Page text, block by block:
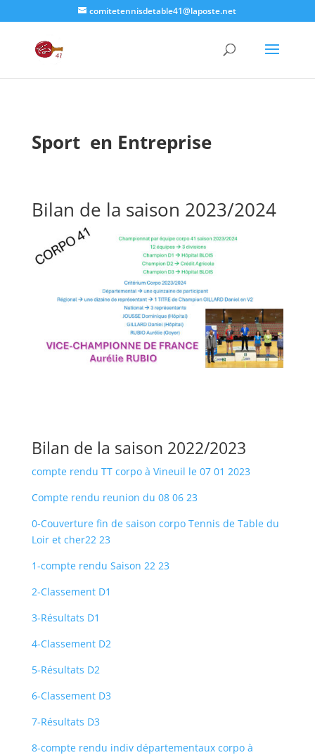
comitetennisdetable41@laposte.net
Sport en Entreprise
Bilan de la saison 2023/2024
Bilan de la saison 2022/2023
compte rendu TT corpo à Vineuil le 07 01 2023
Compte rendu reunion du 08 06 23
0-Couverture fin de saison corpo Tennis de Table du
Loir et cher22 23
1-compte rendu Saison 22 23
2-Classement D1
3-Résultats D1
4-Classement D2
5-Résultats D2
6-Classement D3
7-Résultats D3
8-compte rendu indiv départementaux corpo à